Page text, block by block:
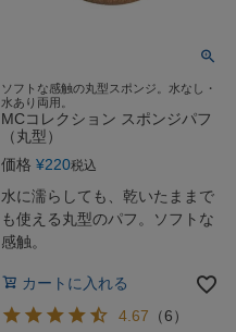
ソフトな感触の丸型スポンジ。水なし・
水あり両用。
MCコレクション スポンジパフ
（丸型）
価格 ¥220税込
水に濡らしても、乾いたままで
も使える丸型のパフ。ソフトな
感触。
カートに入れる
4.67 （6）